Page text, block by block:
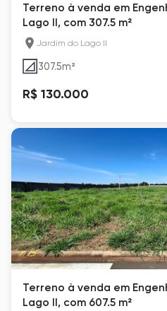
Terreno à venda em
Lago II, com 307.5 m²
Jardim do Lago II
307.5m²
R$ 130.000
Terreno à venda em
Lago II, com 607.5 m²